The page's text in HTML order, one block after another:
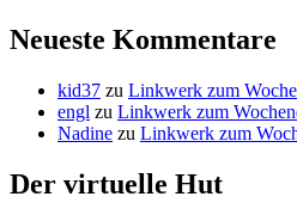
Neueste Kommentare
kid37 zu Linkwerk zum
engl zu Linkwerk zum
Nadine zu Linkwerk zum
Der virtuelle Hut